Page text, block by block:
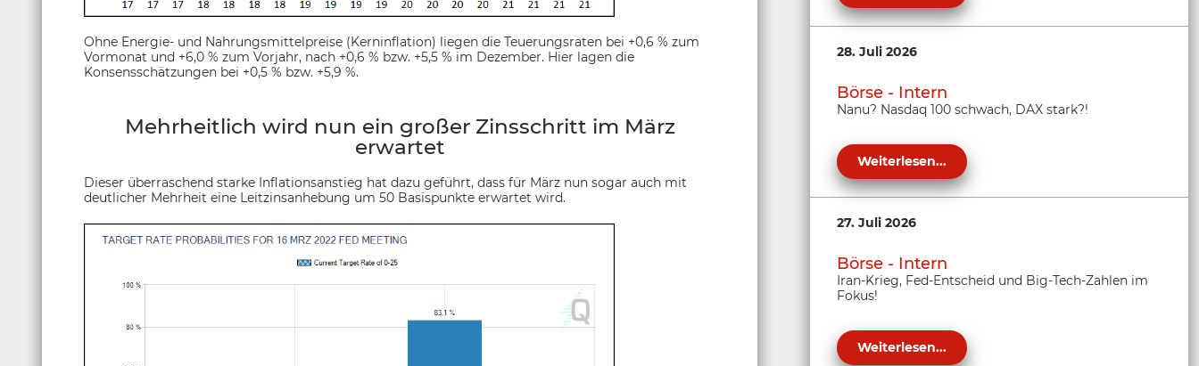
Ohne Energie- und Nahrungsmittelpreise (Kerninflation) liegen die Teuerungsraten bei +0,6 % zum
Vormonat und +6,0 % zum Vorjahr, nach +0,6 % bzw. +5,5 % im Dezember. Hier lagen die
Konsensschätzungen bei +0,5 % bzw. +5,9 %.
Mehrheitlich wird nun ein großer Zinsschritt im März
erwartet
Dieser überraschend starke Inflationsanstieg hat dazu geführt, dass für März nun sogar auch mit
deutlicher Mehrheit eine Leitzinsanhebung um 50 Basispunkte erwartet wird.
28. Juli 2026
Börse - Intern
Nanu? Nasdaq 100 schwach, DAX stark?!
Weiterlesen...
27. Juli 2026
Börse - Intern
Iran-Krieg, Fed-Entscheid und Big-Tech-Zahlen im
Fokus!
Weiterlesen...